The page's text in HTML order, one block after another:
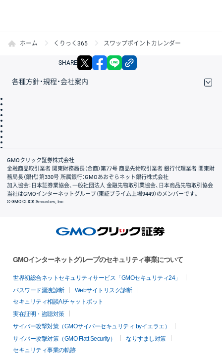
ホーム くりっく365 スワップポイントカレンダー
SHARE X facebook
各種方針・規程・会社案内
会社案内
GMOクリック証券株式会社
金融商品取引業者 関東財務局長（金商）第77号 商品先物取引業者 銀行代理業者 関東財
務局長（銀代）第330号 所属銀行：GMOあおぞらネット銀行株式会社
加入協会：日本証券業協会、一般社団法人 金融先物取引業協会、日本商品先物取引協会
当社はGMOインターネットグループ（東証プライム上場9449）のメンバーです。
© GMO CLICK Securities, Inc.
GMOインターネットグループのセキュリティ事業について
世界初総合ネットセキュリティサービス「GMOセキュリティ24」
パスワード漏洩診断
Webサイトリスク診断
セキュリティ相談AIチャットボット
実在証明・盗聴対策
サイバー攻撃対策（GMOサイバーセキュリティ byイエラエ）
サイバー攻撃対策（GMO Flatt Security）
なりすまし対策
セキュリティ事業の軌跡